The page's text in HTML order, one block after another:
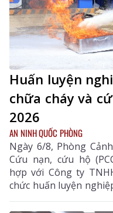
Huấn luyện
chữa cháy và
2026
AN NINH QUỐC PHÒNG
Ngày 6/8, Phòng
Cứu nạn, cứu hộ
hợp với Công ty
chức huấn luyện